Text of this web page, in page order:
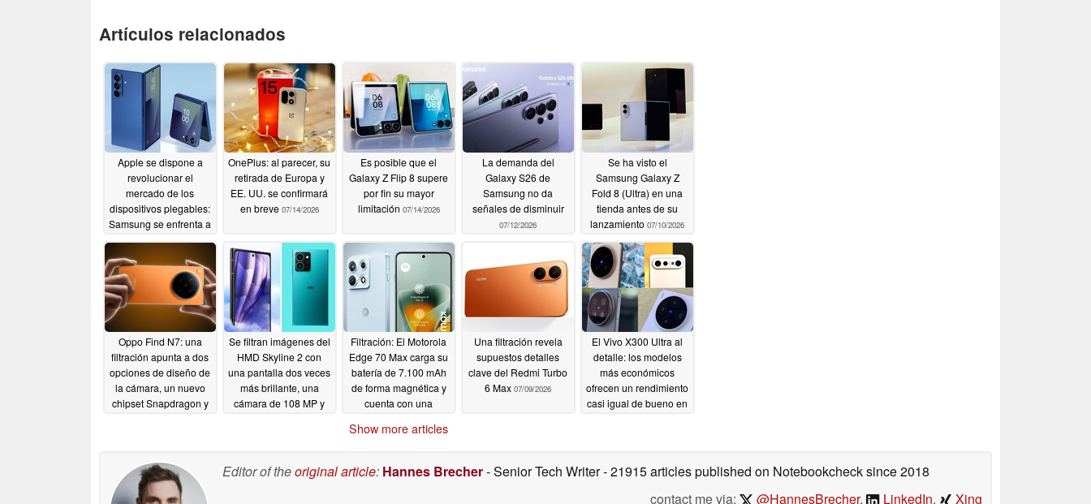
Artículos relacionados
Apple se dispone a
revolucionar el
mercado de los
dispositivos plegables:
Samsung se enfrenta a
de mercado hasta el
32 % 07/21/2026
OnePlus: al parecer, su
retirada de Europa y
EE. UU. se confirmará
en breve 07/14/2026
Es posible que el
Galaxy Z Flip 8 supere
por fin su mayor
limitación 07/14/2026
La demanda del
Galaxy S26 de
Samsung no da
señales de disminuir
07/12/2026
Se ha visto el
Samsung Galaxy Z
Fold 8 (Ultra) en una
tienda antes de su
lanzamiento 07/10/2026
Oppo Find N7: una
filtración apunta a dos
opciones de diseño de
la cámara, un nuevo
chipset Snapdragon y
Se filtran imágenes del
HMD Skyline 2 con
una pantalla dos veces
más brillante, una
cámara de 108 MP y
Filtración: El Motorola
Edge 70 Max carga su
batería de 7.100 mAh
de forma magnética y
cuenta con una
AMOLED07/09/2026
Una filtración revela
supuestos detalles
clave del Redmi Turbo
6 Max 07/09/2026
El Vivo X300 Ultra al
detalle: los modelos
más económicos
ofrecen un rendimiento
casi igual de bueno en
Show more articles
Editor of theoriginal article: Hannes Brecher- Senior Tech Writer- 21915 articles published on Notebookchecksince 2018
contact me via:
@HannesBrecher, LinkedIn, Xing